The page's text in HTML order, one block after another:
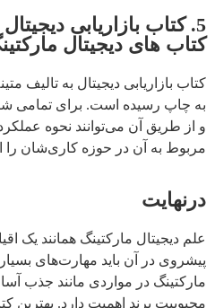
5. کتاب بازاریابی
کتاب های دیجیتال
کتاب بازاریابی دیجیتال به تالیف
به چاپ رسیده است. برای تمامی
و از طریق آن ‌می‌توانند نحوه عملکرد
مربوط به آن در حوزه کاری‌شان را
درنهایت
علم دیجیتال مارکتینگ همانند یک
پیشروی در آن باید مهارت‌های
مارکتینگ در مواردی مانند جذب
محبوبیت برند اهمیت دارد. بهترین